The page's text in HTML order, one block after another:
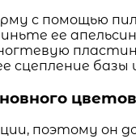
с помощью
ее
сцепление
цветов
поэтому он